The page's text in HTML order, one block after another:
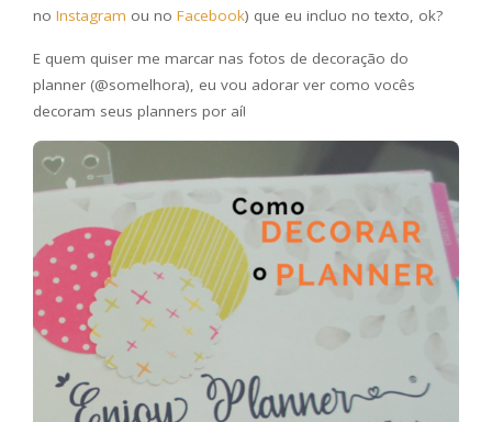
no Instagram ou no Facebook) que eu incluo no texto, ok?
E quem quiser me marcar nas fotos de decoração do
planner (@somelhora), eu vou adorar ver como vocês
decoram seus planners por aí!